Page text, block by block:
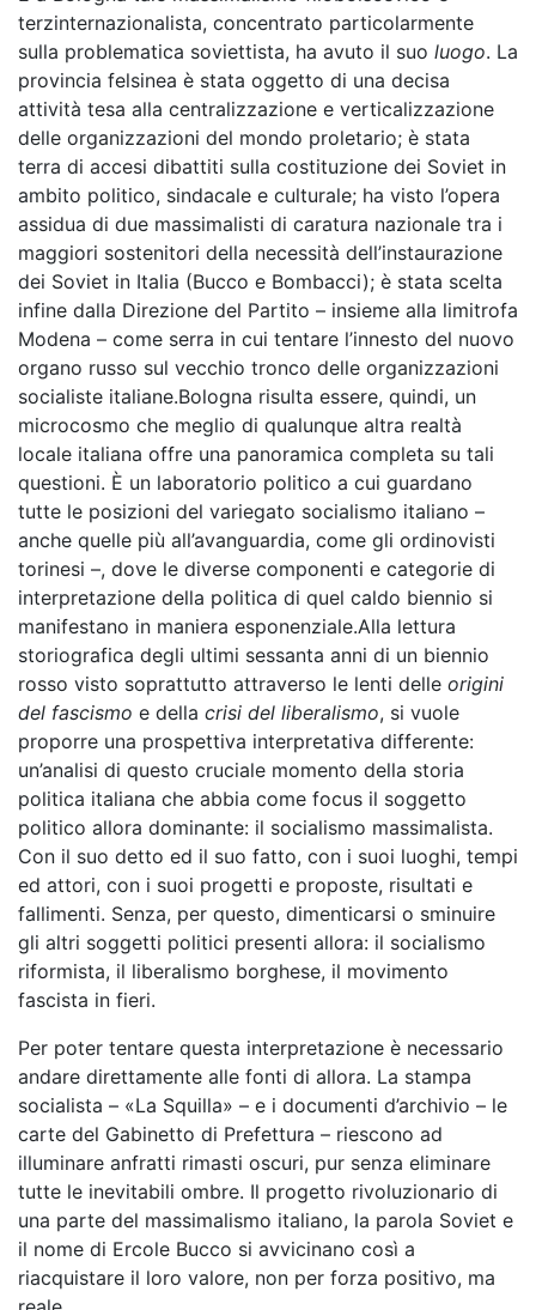
terzinternazionalista, concentrato particolarmente
sulla problematica soviettista, ha avuto il suo luogo. La
provincia felsinea è stata oggetto di una decisa
attività tesa alla centralizzazione e verticalizzazione
delle organizzazioni del mondo proletario; è stata
terra di accesi dibattiti sulla costituzione dei Soviet in
ambito politico, sindacale e culturale; ha visto l’opera
assidua di due massimalisti di caratura nazionale tra i
maggiori sostenitori della necessità dell’instaurazione
dei Soviet in Italia (Bucco e Bombacci); è stata scelta
infine dalla Direzione del Partito – insieme alla limitrofa
Modena – come serra in cui tentare l’innesto del nuovo
organo russo sul vecchio tronco delle organizzazioni
socialiste italiane.Bologna risulta essere, quindi, un
microcosmo che meglio di qualunque altra realtà
locale italiana offre una panoramica completa su tali
questioni. È un laboratorio politico a cui guardano
tutte le posizioni del variegato socialismo italiano –
anche quelle più all’avanguardia, come gli ordinovisti
torinesi –, dove le diverse componenti e categorie di
interpretazione della politica di quel caldo biennio si
manifestano in maniera esponenziale.Alla lettura
storiografica degli ultimi sessanta anni di un biennio
rosso visto soprattutto attraverso le lenti delle origini
del fascismo e della crisi del liberalismo, si vuole
proporre una prospettiva interpretativa differente:
un’analisi di questo cruciale momento della storia
politica italiana che abbia come focus il soggetto
politico allora dominante: il socialismo massimalista.
Con il suo detto ed il suo fatto, con i suoi luoghi, tempi
ed attori, con i suoi progetti e proposte, risultati e
fallimenti. Senza, per questo, dimenticarsi o sminuire
gli altri soggetti politici presenti allora: il socialismo
riformista, il liberalismo borghese, il movimento
fascista in fieri.
Per poter tentare questa interpretazione è necessario
andare direttamente alle fonti di allora. La stampa
socialista – «La Squilla» – e i documenti d’archivio – le
carte del Gabinetto di Prefettura – riescono ad
illuminare anfratti rimasti oscuri, pur senza eliminare
tutte le inevitabili ombre. Il progetto rivoluzionario di
una parte del massimalismo italiano, la parola Soviet e
il nome di Ercole Bucco si avvicinano così a
riacquistare il loro valore, non per forza positivo, ma